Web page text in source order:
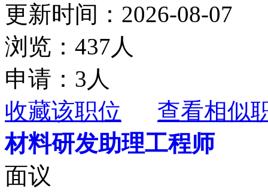
更新时间：2026-08-07
浏览：437人
申请：3人
收藏该职位
查看相似
材料研发助理工程师
面议